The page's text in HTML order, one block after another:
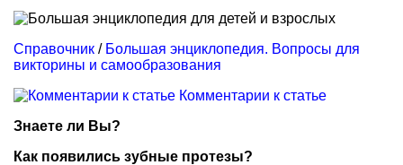
Справочник / Большая энциклопедия. Вопросы для
викторины и самообразования
Комментарии к статье
Знаете ли Вы?
Как появились зубные протезы?